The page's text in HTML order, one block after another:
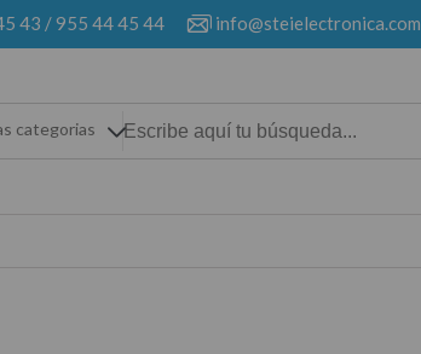
43 /955 44 45 44 info@steielectronica.com
categorias